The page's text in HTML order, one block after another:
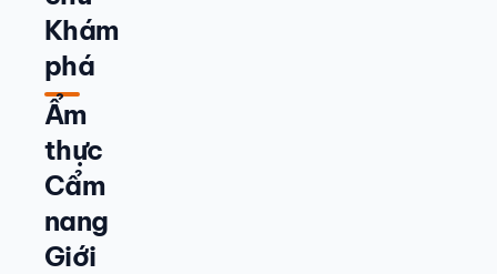
Khám
phá
Ẩm
thực
Cẩm
nang
Giới